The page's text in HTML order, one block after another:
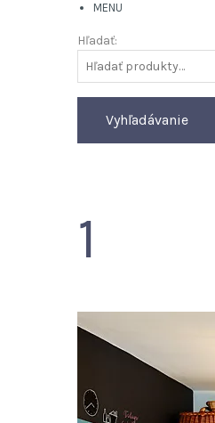
MENU
Hľadať:
Vyhľadávanie
1